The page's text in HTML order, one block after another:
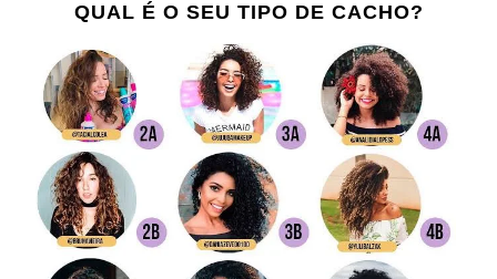
QUAL É O SEU TIPO DE CACHO?